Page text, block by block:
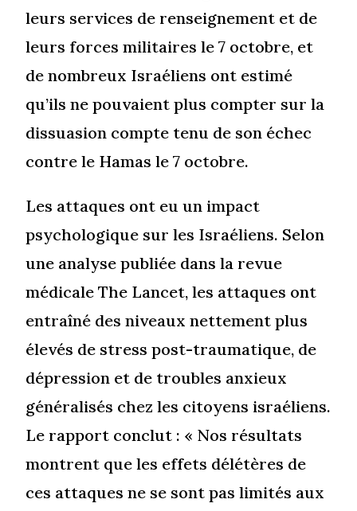
leurs services de renseignement et de
leurs forces militaires le 7 octobre, et
de nombreux Israéliens ont estimé
qu’ils ne pouvaient plus compter sur la
dissuasion compte tenu de son échec
contre le Hamas le 7 octobre.
Les attaques ont eu un impact
psychologique sur les Israéliens. Selon
une analyse publiée dans la revue
médicale The Lancet, les attaques ont
entraîné des niveaux nettement plus
élevés de stress post-traumatique, de
dépression et de troubles anxieux
généralisés chez les citoyens israéliens.
Le rapport conclut : « Nos résultats
montrent que les effets délétères de
ces attaques ne se sont pas limités aux